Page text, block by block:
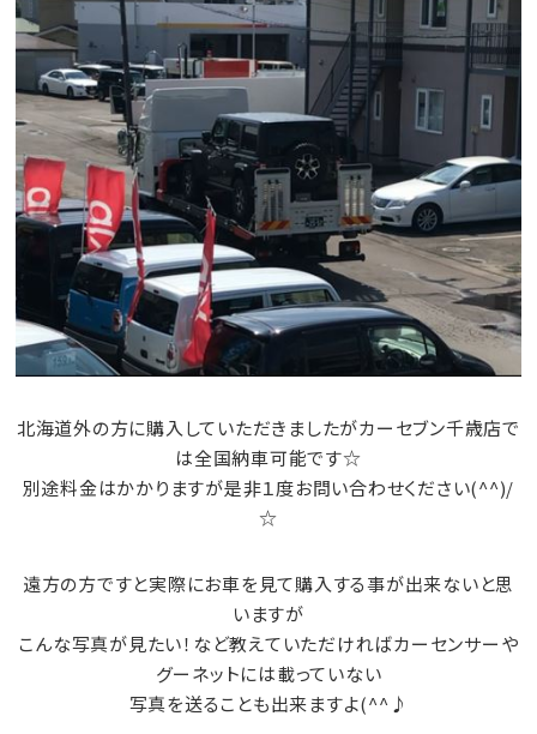
北海道外の方に購入していただきましたがカーセブン千歳店で
は全国納車可能です☆
別途料金はかかりますが是非１度お問い合わせください(^^)/
☆
遠方の方ですと実際にお車を見て購入する事が出来ないと思
いますが
こんな写真が見たい！など教えていただければカーセンサーや
グーネットには載っていない
写真を送ることも出来ますよ(^^♪